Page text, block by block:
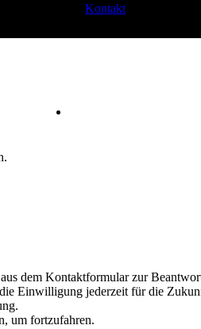
Kontakt
dem Kontaktformular zur
Einwilligung jederzeit für die
um fortzufahren.